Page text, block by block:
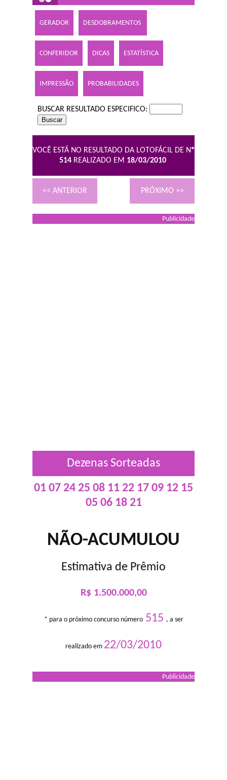
GERADOR DESDOBRAMENTOS
CONFERIDOR DICAS ESTATÍSTICA
IMPRESSÃO PROBABILIDADES
BUSCAR RESULTADO ESPECIFICO:
VOCÊ ESTÁ NO RESULTADO DA LOTOFÁCIL DE Nº
514 REALIZADO EM 18/03/2010
<< ANTERIOR PRÓXIMO >>
Publicidade
Dezenas Sorteadas
01 07 24 25 08 11 22 17 09 12 15
05 06 18 21
NÃO-ACUMULOU
Estimativa de Prêmio
R$ 1.500.000,00
* para o próximo concurso número515 , a ser
realizado em 22/03/2010
Publicidade